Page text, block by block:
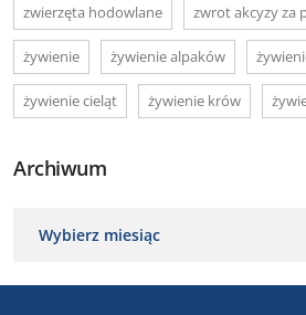
zwierzęta hodowlane zwrot akcyzy za
żywienie żywienie alpaków
żywienie cieląt żywienie krów
Archiwum
Wybierz miesiąc